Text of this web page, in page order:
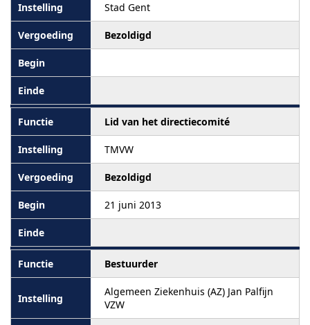
Stad Gent
Bezoldigd
Lid van het directiecomité
TMVW
Bezoldigd
21 juni 2013
Bestuurder
Algemeen Ziekenhuis (AZ) Jan Palfijn
VZW